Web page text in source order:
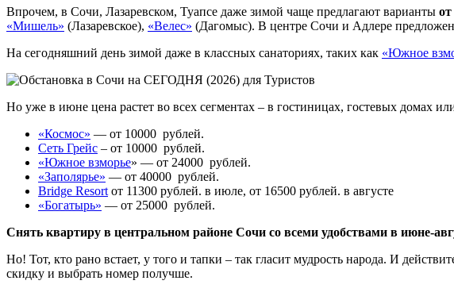
Впрочем, в Сочи, Лазаревском, Туапсе даже зимой чаще предлагают варианты
«Мишель» (Лазаревское), «Велес» (Дагомыс). В центре Сочи и Адлере
На сегодняшний день зимой даже в классных санаториях, таких как «Южное
Но уже в июне цена растет во всех сегментах – в гостиницах, гостевых домах
«Космос» — от 10000 рублей.
Сеть Грейс – от 10000 рублей.
«Южное взморье» — от 24000 рублей.
«Заполярье» — от 40000 рублей.
Bridge Resort от 11300 рублей. в июле, от 16500 рублей. в августе
«Богатырь» — от 25000 рублей.
Снять квартиру в центральном районе Сочи со всеми удобствами в июне-
Но! Тот, кто рано встает, у того и тапки – так гласит мудрость народа. И
скидку и выбрать номер получше.